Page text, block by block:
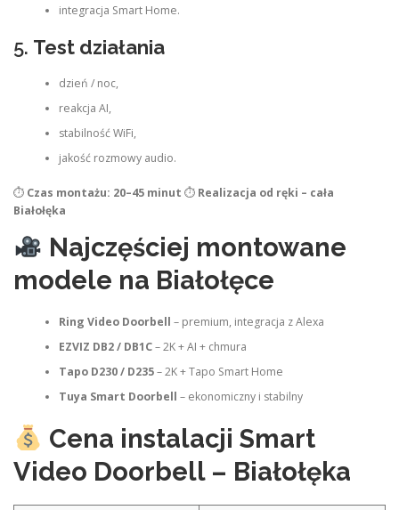
integracja Smart Home.
5. Test działania
dzień / noc,
reakcja AI,
stabilność WiFi,
jakość rozmowy audio.
⏱ Czas montażu: 20–45 minut ⏱ Realizacja od ręki – cała
Białołęka
Najczęściej montowane
modele na Białołęce
Ring Video Doorbell – premium, integracja z Alexa
EZVIZ DB2 / DB1C– 2K + AI + chmura
Tapo D230 / D235– 2K + Tapo Smart Home
Tuya Smart Doorbell – ekonomiczny i stabilny
Cena instalacji Smart
Video Doorbell – Białołęka